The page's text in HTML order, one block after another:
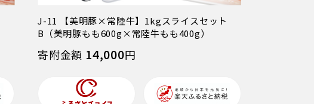
J-11 【美明豚×常陸牛】1kgスライスセット
B（美明豚もも600g×常陸牛もも400g）
寄附金額 14,000円